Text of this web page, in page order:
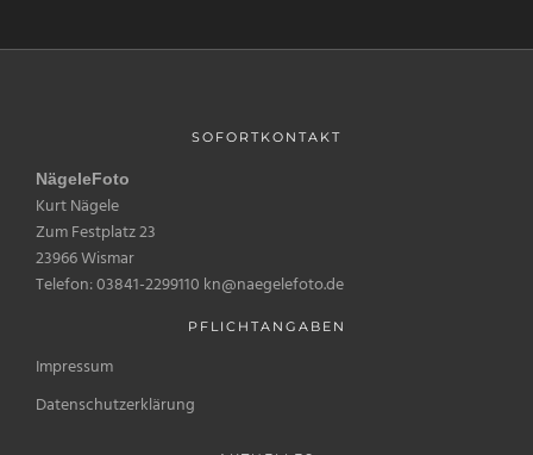
SOFORTKONTAKT
NägeleFoto
Kurt Nägele
Zum Festplatz 23
23966 Wismar
Telefon: 03841-2299110 kn@naegelefoto.de
PFLICHTANGABEN
Impressum
Datenschutzerklärung